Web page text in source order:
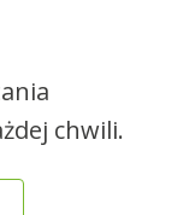
chwili.